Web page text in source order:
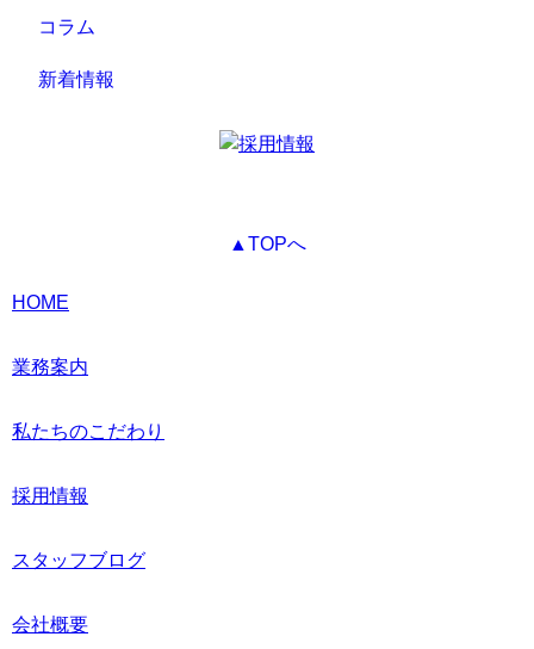
コラム
新着情報
▲TOPへ
HOME
業務案内
私たちのこだわり
採用情報
スタッフブログ
会社概要